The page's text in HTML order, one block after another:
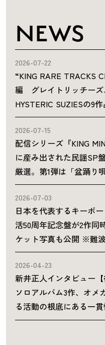
NEWS
2026-07-22
“KING RARE TRACKS
編 グレイトリッチーズ
HYSTERIC SUZIESの9
2026-07-15
配信シリーズ『KING
に産み出された民謡SP
厳選。第1弾は「盆踊り
2026-07-03
日本を代表するキーボ
活50周年記念盤が2作同
ケット写真も公開 ※難
2026-04-23
新井正人インタビュー
ソロアルバム3作、オ
る活動の根底にある一